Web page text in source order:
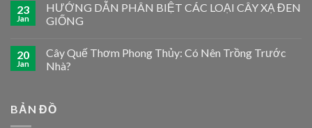
23
Jan
HƯỚNG DẪN PHÂN BIỆT CÁC LOẠI CÂY XẠ ĐEN
GIỐNG
20
Jan
Cây Quế Thơm Phong Thủy: Có Nên Trồng Trước
Nhà?
BẢN ĐỒ